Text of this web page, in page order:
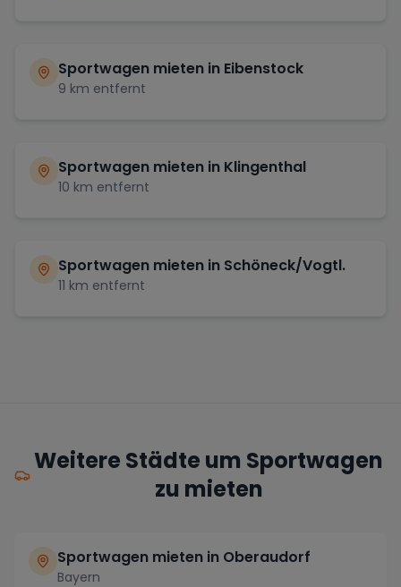
Sportwagen mieten in Eibenstock
9 km entfernt
Sportwagen mieten in Klingenthal
10 km entfernt
Sportwagen mieten in Schöneck/Vogtl.
11 km entfernt
Weitere Städte um Sportwagen
zu mieten
Sportwagen mieten in Oberaudorf
Bayern